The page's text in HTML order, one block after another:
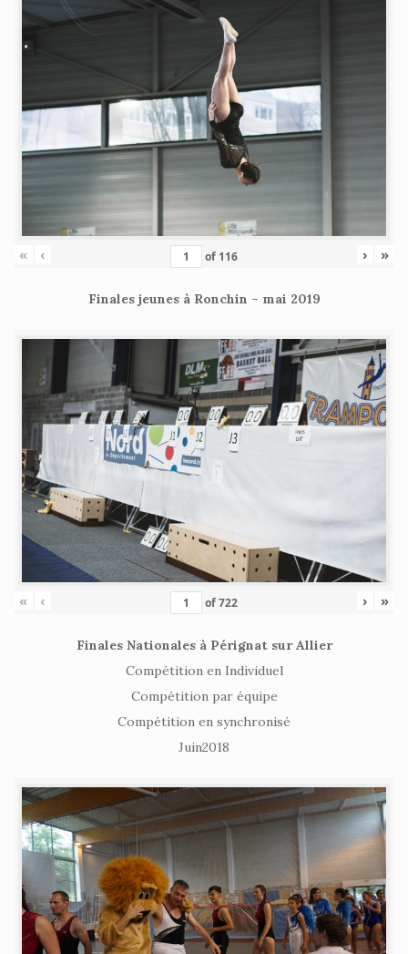
« ‹ of 116 › »
Finales jeunes à Ronchin – mai 2019
« ‹ of722 › »
Finales Nationales à Pérignat sur Allier
Compétition en Individuel
Compétition par équipe
Compétition en synchronisé
Juin2018